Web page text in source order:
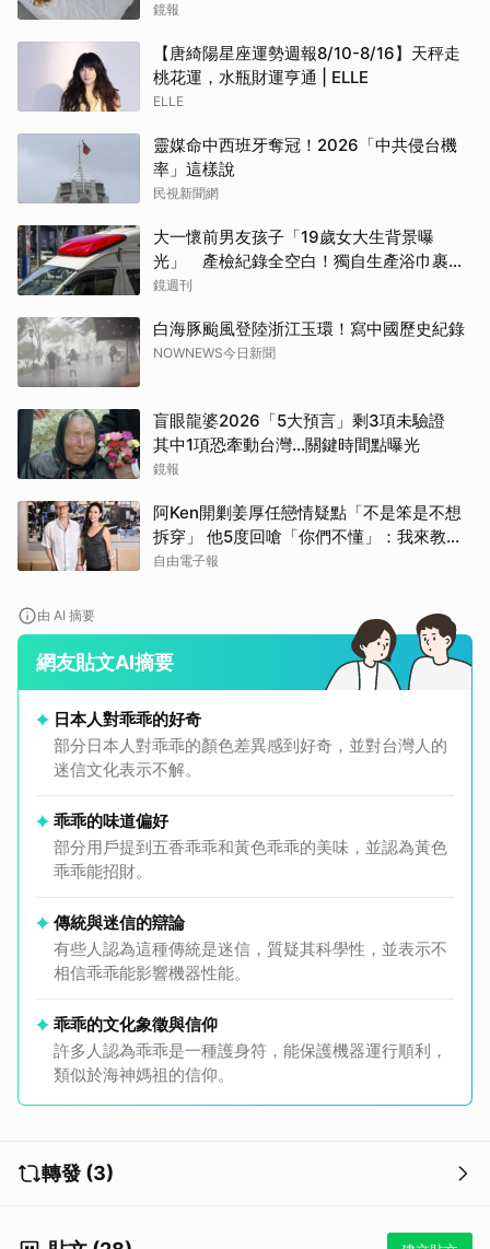
鏡報
【唐綺陽星座運勢週報8/10-8/16】天秤走
桃花運，水瓶財運亨通 | ELLE
ELLE
靈媒命中西班牙奪冠！2026「中共侵台機
率」這樣說
民視新聞網
大一懷前男友孩子「19歲女大生背景曝
光」 產檢紀錄全空白！獨自生產浴巾裹嬰
屍藏家5天
鏡週刊
白海豚颱風登陸浙江玉環！寫中國歷史紀錄
NOWNEWS今日新聞
盲眼龍婆2026「5大預言」剩3項未驗證
其中1項恐牽動台灣...關鍵時間點曝光
鏡報
阿Ken開剿姜厚任戀情疑點「不是笨是不想
拆穿」 他5度回嗆「你們不懂」：我來教育
你們
自由電子報
由 AI 摘要
網友貼文AI摘要
日本人對乖乖的好奇
部分日本人對乖乖的顏色差異感到好奇，並對台灣人的
迷信文化表示不解。
乖乖的味道偏好
部分用戶提到五香乖乖和黃色乖乖的美味，並認為黃色
乖乖能招財。
傳統與迷信的辯論
有些人認為這種傳統是迷信，質疑其科學性，並表示不
相信乖乖能影響機器性能。
乖乖的文化象徵與信仰
許多人認為乖乖是一種護身符，能保護機器運行順利，
類似於海神媽祖的信仰。
轉發 (3)